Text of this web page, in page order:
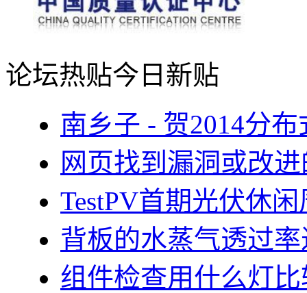
论坛热贴今日新贴
南乡子 - 贺2014分
网页找到漏洞或改
TestPV首期光伏休
背板的水蒸气透过
组件检查用什么灯